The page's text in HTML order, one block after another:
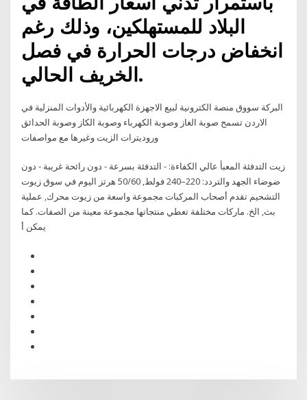
البلاد للمستهلكين، وذلك رغم
انخفاض درجات الحرارة في فصل
الخريف الحالي.
البركة سووق منصة الكترونية لبيع الاجهزة الكهربائية والأدوات المنزلية في
الاردن تسمح صوبة الغاز وصوبة الكهرباء وصوبة الكاز وصوبة الحدائق
وروديترات الزيت وغيرها مع مواصفات
زيت التدفئة المعبأ عالي الكفاءة: - التدفئة بسرعة - دون رائحة غريبة - دون
ضوضاء الجهد والتردد: 220–240 فولط, 50/60 هرتز اليوم في سوق زيوت
التشحيم تقدم أصحاب المركبات مجموعة واسعة من زيوت محرك, عملية
بث, الخ. ماركات مختلفة تعطي منتجاتها مجموعة معينة من الصفات. كما
يمكن أ